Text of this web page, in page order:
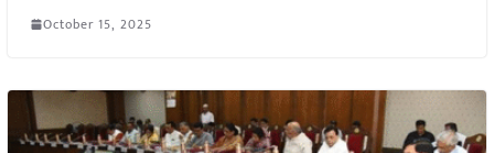
October 15, 2025